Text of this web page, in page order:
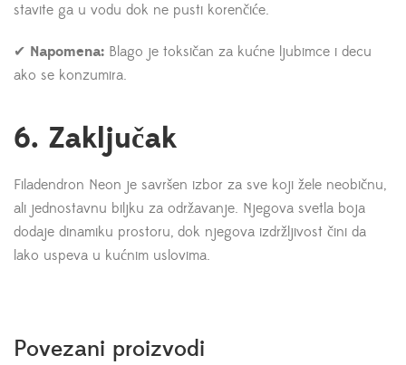
stavite ga u vodu dok ne pusti korenčiće.
✔ Napomena: Blago je toksičan za kućne ljubimce i decu
ako se konzumira.
6. Zaključak
Filadendron Neon je savršen izbor za sve koji žele neobičnu,
ali jednostavnu biljku za održavanje. Njegova svetla boja
dodaje dinamiku prostoru, dok njegova izdržljivost čini da
lako uspeva u kućnim uslovima.
Povezani proizvodi